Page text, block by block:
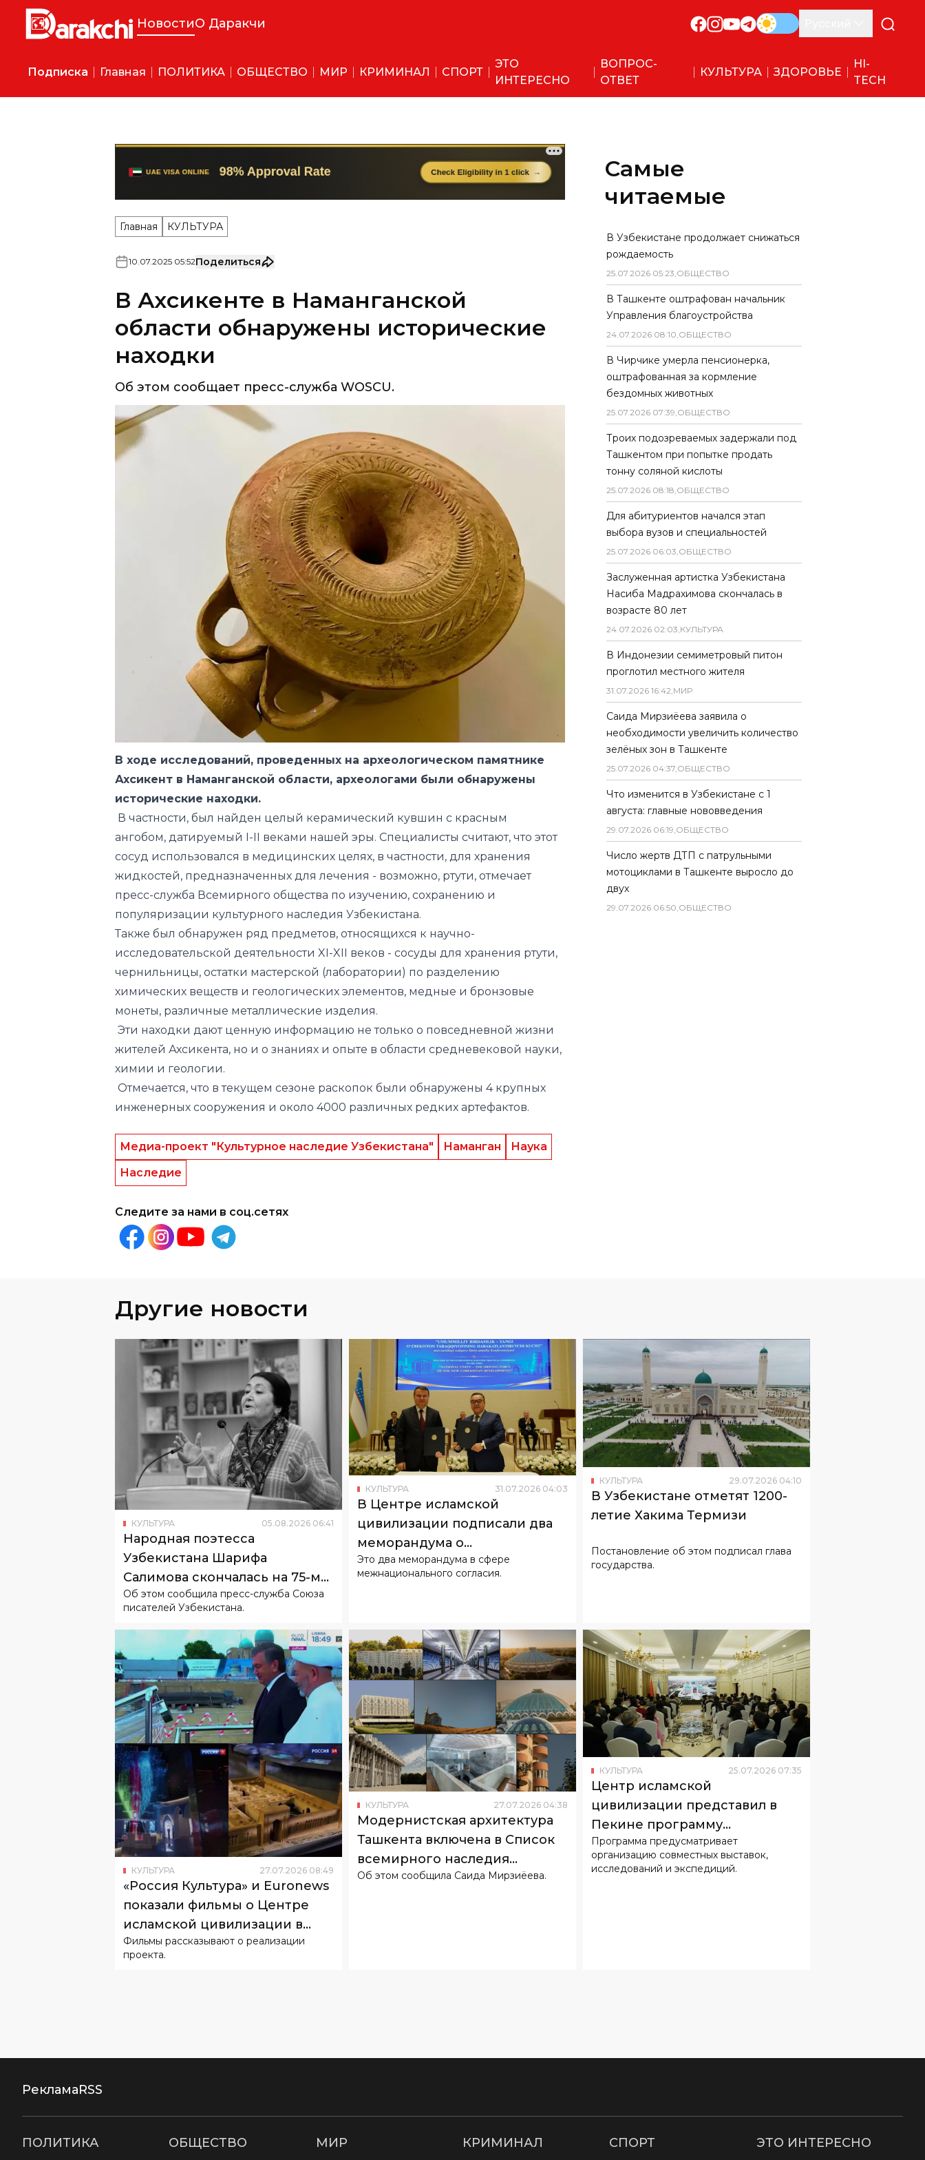
НовостиО Даракчи
Подписка Главная ПОЛИТИКА ОБЩЕСТВО МИР КРИМИНАЛ СПОРТ
ЭТО
ИНТЕРЕСНО
ВОПРОС-
ОТВЕТ
КУЛЬТУРА ЗДОРОВЬЕ
HI-
TECH
Главная КУЛЬТУРА
10 07 2025 05:52Поделиться
В Ахсикенте в Наманганской
области обнаружены исторические
находки
Об этом сообщает пресс-служба WOSCU.
В ходе исследований, проведенных на археологическом памятнике
Ахсикент в Наманганской области, археологами были обнаружены
исторические находки.
В частности, был найден целый керамический кувшин с красным
ангобом, датируемый I-II веками нашей эры. Специалисты считают, что этот
сосуд использовался в медицинских целях, в частности, для хранения
жидкостей, предназначенных для лечения - возможно, ртути, отмечает
пресс-служба Всемирного общества по изучению, сохранению и
популяризации культурного наследия Узбекистана.
Также был обнаружен ряд предметов, относящихся к научно-
исследовательской деятельности XI-XII веков - сосуды для хранения ртути,
чернильницы, остатки мастерской (лаборатории) по разделению
химических веществ и геологических элементов, медные и бронзовые
монеты, различные металлические изделия.
Эти находки дают ценную информацию не только о повседневной жизни
жителей Ахсикента, но и о знаниях и опыте в области средневековой науки,
химии и геологии.
Отмечается, что в текущем сезоне раскопок были обнаружены 4 крупных
инженерных сооружения и около 4000 различных редких артефактов.
Медиа-проект "Культурное наследие Узбекистана" Наманган
Наука
Наследие
Следите за нами в соц.сетях
Самые
читаемые
В Узбекистане продолжает снижаться
рождаемость
25.07.2026 05:23,ОБЩЕСТВО
В Ташкенте оштрафован начальник
Управления благоустройства
24.07.2026 08:10,ОБЩЕСТВО
В Чирчике умерла пенсионерка,
оштрафованная за кормление
бездомных животных
25.07.2026 07:39,ОБЩЕСТВО
Троих подозреваемых задержали под
Ташкентом при попытке продать
тонну соляной кислоты
25.07.2026 08:18,ОБЩЕСТВО
Для абитуриентов начался этап
выбора вузов и специальностей
25.07.2026 06:03,ОБЩЕСТВО
Заслуженная артистка Узбекистана
Насиба Мадрахимова скончалась в
возрасте 80 лет
24.07.2026 02:03,КУЛЬТУРА
В Индонезии семиметровый питон
проглотил местного жителя
31.07.2026 16:42,МИР
Саида Мирзиёева заявила о
необходимости увеличить количество
зелёных зон в Ташкенте
25.07.2026 04:37,ОБЩЕСТВО
Что изменится в Узбекистане с 1
августа: главные нововведения
29.07.2026 06:19,ОБЩЕСТВО
Число жертв ДТП с патрульными
мотоциклами в Ташкенте выросло до
двух
29.07.2026 06:50,ОБЩЕСТВО
Другие новости
КУЛЬТУРА 05.08.2026 06:41
Народная поэтесса
Узбекистана Шарифа
Салимова скончалась на 75-м
году жизни
Об этом сообщила пресс-служба Союза
писателей Узбекистана.
КУЛЬТУРА 31.07.2026 04:03
В Центре исламской
цивилизации подписали два
меморандума о
сотрудничестве
Это два меморандума в сфере
межнационального согласия.
КУЛЬТУРА 29.07.2026 04:10
В Узбекистане отметят 1200-
летие Хакима Термизи
Постановление об этом подписал глава
государства.
КУЛЬТУРА 27.07.2026 08:49
«Россия Культура» и Euronews
показали фильмы о Центре
исламской цивилизации в
Узбекистане
Фильмы рассказывают о реализации
проекта.
КУЛЬТУРА 27.07.2026 04:38
Модернистская архитектура
Ташкента включена в Список
всемирного наследия
ЮНЕСКО
Об этом сообщила Саида Мирзиёева.
КУЛЬТУРА 25.07.2026 07:35
Центр исламской
цивилизации представил в
Пекине программу
сотрудничества с музеями
Китая
Программа предусматривает
организацию совместных выставок,
исследований и экспедиций.
РекламаRSS
ПОЛИТИКА ОБЩЕСТВО МИР КРИМИНАЛ СПОРТ ЭТО ИНТЕРЕСНО